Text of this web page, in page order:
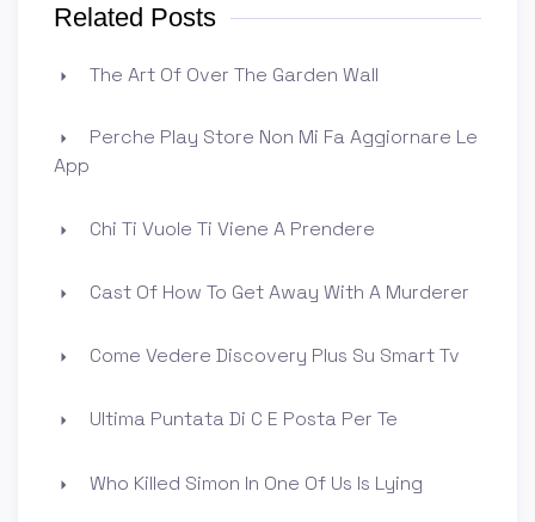
Related Posts
The Art Of Over The Garden Wall
Perche Play Store Non Mi Fa Aggiornare Le
App
Chi Ti Vuole Ti Viene A Prendere
Cast Of How To Get Away With A Murderer
Come Vedere Discovery Plus Su Smart Tv
Ultima Puntata Di C E Posta Per Te
Who Killed Simon In One Of Us Is Lying